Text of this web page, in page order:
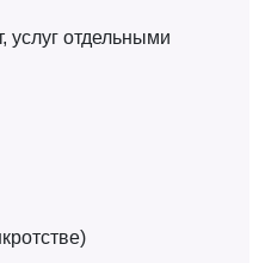
услуг отдельными